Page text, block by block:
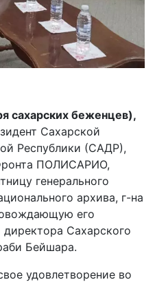
сахарских беженцев),
Сахарской
Республики (САДР),
ПОЛИСАРИО,
генерального
архива, г-на
его
Сахарского
Бейшара.
удовлетворение во